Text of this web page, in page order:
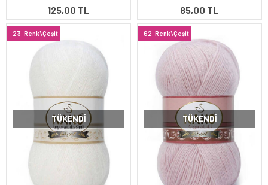
125,00 TL 85,00 TL
23 Renk\Çeşit
TÜKENDI
62 Renk\Çeşit
TÜKENDI